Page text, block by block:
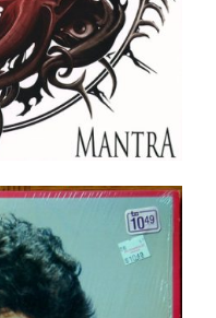
Jamais Beau _ LP